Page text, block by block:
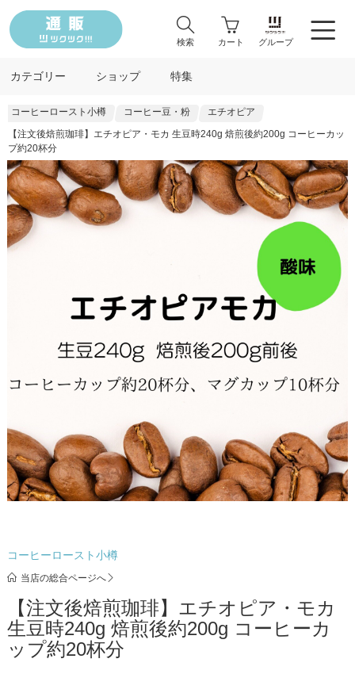
検索 カート グループ
カテゴリー ショップ 特集
コーヒーロースト小樽 コーヒー豆・粉
エチオピア
【注文後焙煎珈琲】エチオピア・モカ 生豆時240g 焙煎後約200g コーヒーカッ
プ約20杯分
コーヒーロースト小樽
当店の総合ページへ
【注文後焙煎珈琲】エチオピア・モカ
生豆時240g 焙煎後約200g コーヒーカ
ップ約20杯分